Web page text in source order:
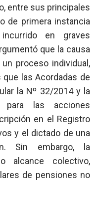
entre sus principales
de primera instancia
en graves
que la causa
proceso individual,
las Acordadas de
la Nº 32/2014 y la
para las acciones
en el Registro
y el dictado de una
Sin embargo, la
alcance colectivo,
de pensiones no